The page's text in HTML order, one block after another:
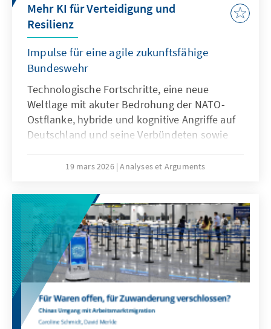
Entwicklungen.
Mehr KI für Verteidigung und
Resilienz
Impulse für eine agile zukunftsfähige
Bundeswehr
Technologische Fortschritte, eine neue
Weltlage mit akuter Bedrohung der NATO-
Ostflanke, hybride und kognitive Angriffe auf
Deutschland und seine Verbündeten sowie
stellen die Bundeswehr vor neue
aber nicht nur Treiber bei diesen
Entwicklungen, sondern zugleich eine
Antwort. Dafür bedarf es einer KI-Strategie,
die wesentliche Herausforderungen gezielt
adressiert und die Möglichkeiten von KI nach
ethischen Richtlinien aktiv nutzt, um effizient
abschrecken zu können.
19 mars 2026 Analyses et Arguments